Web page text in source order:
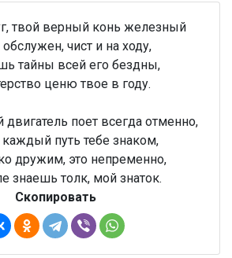
твой верный конь железный
обслужен, чист и на ходу,
тайны всей его бездны,
ценю твое в году.
поет всегда отменно,
путь тебе знаком,
дружим, это непременно,
знаешь толк, мой знаток.
Скопировать